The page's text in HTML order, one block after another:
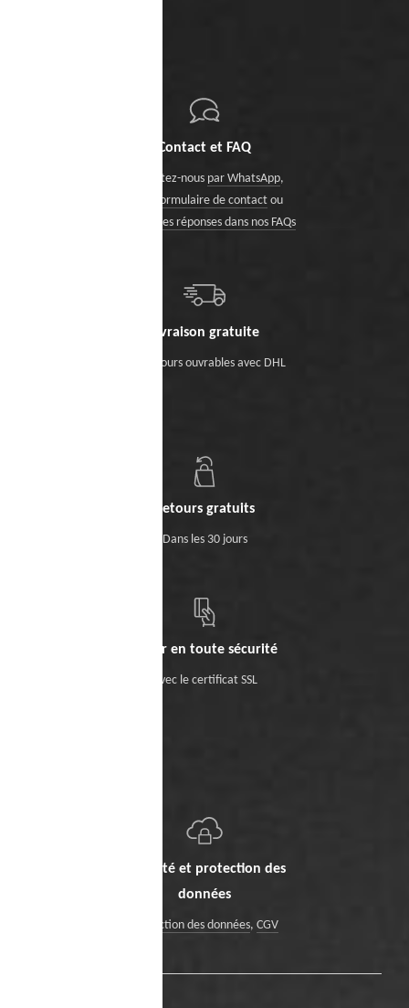
Contact et FAQ
Contactez-nous par WhatsApp,
via le formulaire de contactou
trouvez des réponses dans nos FAQs
Livraison gratuite
Sous 5 jours ouvrables avec DHL
Retours gratuits
Dans les 30 jours
Payer en toute sécurité
Avec le certificat SSL
Sécurité et protection des
données
Protection des données, CGV